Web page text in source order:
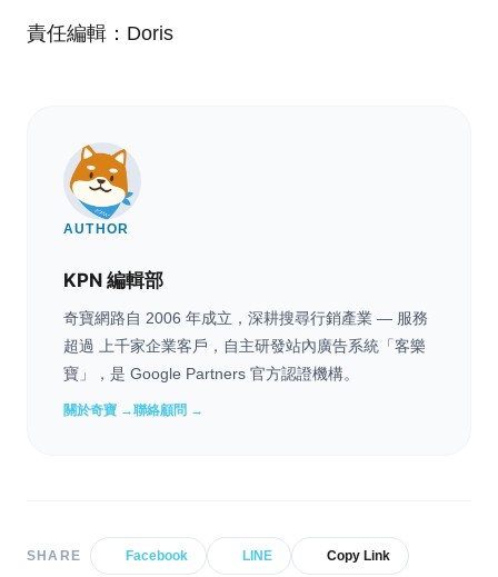
責任編輯：Doris
AUTHOR
KPN 編輯部
奇寶網路自 2006 年成立，深耕搜尋行銷產業 — 服務
超過 上千家企業客戶，自主研發站內廣告系統「客樂
寶」，是 Google Partners 官方認證機構。
關於奇寶 →聯絡顧問 →
SHARE Facebook LINE Copy Link